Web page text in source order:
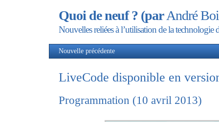
Quoi de neuf ? (parAndré
Nouvelles reliées à l’utilisation de la technologie
Nouvelle précédente
LiveCode disponible en
Programmation (10 avril 2013)